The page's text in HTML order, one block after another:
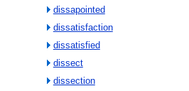
dissapointed
dissatisfaction
dissatisfied
dissect
dissection